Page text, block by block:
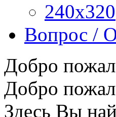
240x320
Вопрос /
Добро
Добро
Здесь Вы